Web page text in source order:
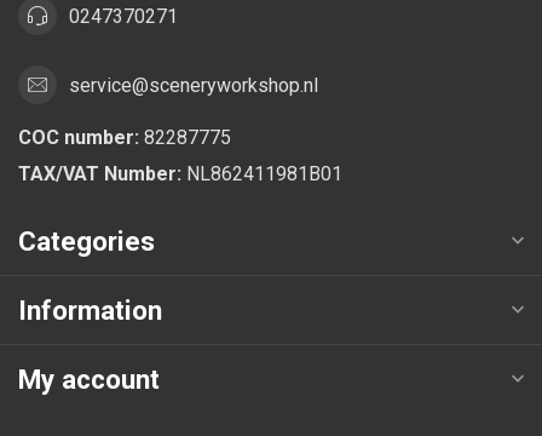
0247370271
service@sceneryworkshop.nl
COC number: 82287775
TAX/VAT Number: NL862411981B01
Categories
Information
My account